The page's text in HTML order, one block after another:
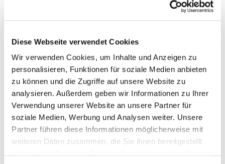
Diese Webseite verwendet Cookies
Wir verwenden Cookies, um Inhalte und Anzeigen zu
personalisieren, Funktionen für soziale Medien anbieten
zu können und die Zugriffe auf unsere Website zu
analysieren. Außerdem geben wir Informationen zu Ihrer
Verwendung unserer Website an unsere Partner für
soziale Medien, Werbung und Analysen weiter. Unsere
Partner führen diese Informationen möglicherweise mit
weiteren Daten zusammen, die Sie ihnen bereitgestellt
Dies könnte Sie auch
interessieren